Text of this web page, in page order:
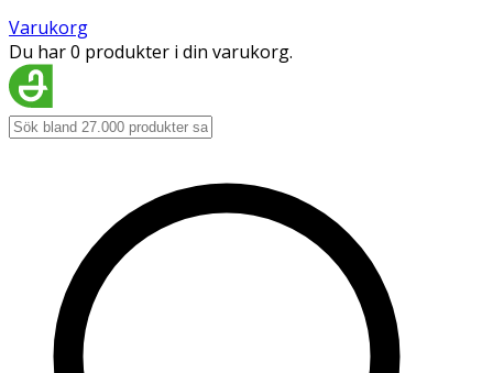
Varukorg
Du har 0 produkter i din varukorg.